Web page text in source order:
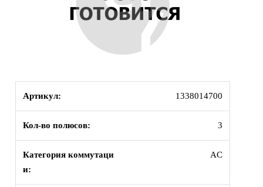
Артикул: 1338014700
Кол-во полюсов: 3
Категория коммутаци
и:
AC